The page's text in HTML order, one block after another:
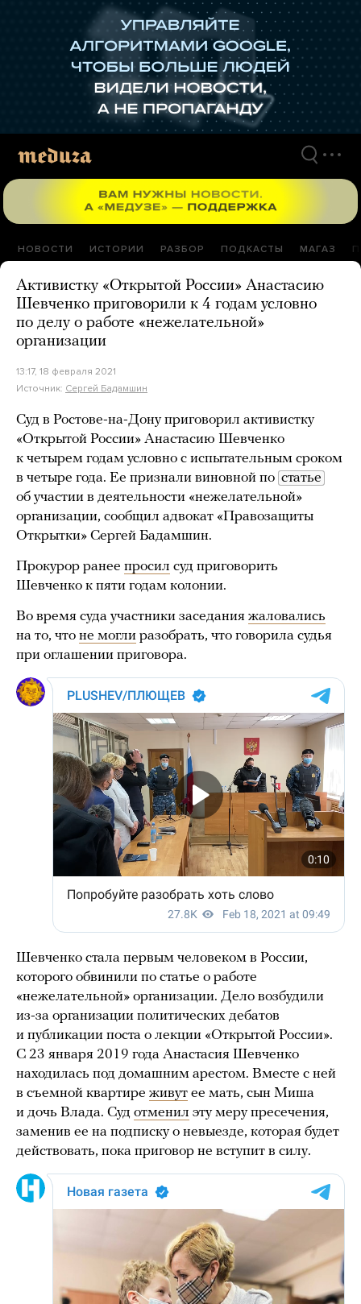
НОВОСТИ ИСТОРИИ РАЗБОР ПОДКАСТЫ МАГАЗ
Активистку «Открытой России» Анастасию
Шевченко приговорили к 4 годам условно
по делу о работе «нежелательной»
организации
13:17, 18 февраля 2021
Источник: Сергей Бадамшин
Суд в Ростове-на-Дону приговорил активистку
«Открытой России» Анастасию Шевченко
к четырем годам условно с испытательным сроком
в четыре года. Ее признали виновной по статье
об участии в деятельности «нежелательной»
организации, сообщил адвокат «Правозащиты
Открытки» Сергей Бадамшин.
Прокурор ранее просил суд приговорить
Шевченко к пяти годам колонии.
Во время суда участники заседания жаловались
на то, что не могли разобрать, что говорила судья
при оглашении приговора.
Шевченко стала первым человеком в России,
которого обвинили по статье о работе
«нежелательной» организации. Дело возбудили
из-за организации политических дебатов
и публикации поста о лекции «Открытой России».
С 23 января 2019 года Анастасия Шевченко
находилась под домашним арестом. Вместе с ней
в съемной квартире живут ее мать, сын Миша
и дочь Влада. Суд отменил эту меру пресечения,
заменив ее на подписку о невыезде, которая будет
действовать, пока приговор не вступит в силу.